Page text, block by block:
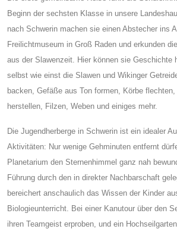
Beginn der sechsten Klasse in unsere
nach Schwerin machen sie einen Abstecher ins
Freilichtmuseum in Groß Raden und erkunden
aus der Slawenzeit. Hier können sie Geschichte
selbst wie einst die Slawen und Wikinger
backen, Gefäße aus Ton formen, Körbe
herstellen, Filzen, Weben und einiges mehr.
Die Jugendherberge in Schwerin ist ein idealer
Aktivitäten: Nur wenige Gehminuten entfernt
Planetarium den Sternenhimmel ganz nah
Führung durch den in direkter Nachbarschaft
bereichert anschaulich das Wissen der Kinder
Biologieunterricht. Bei einer Kanutour über den
ihren Teamgeist erproben, und ein